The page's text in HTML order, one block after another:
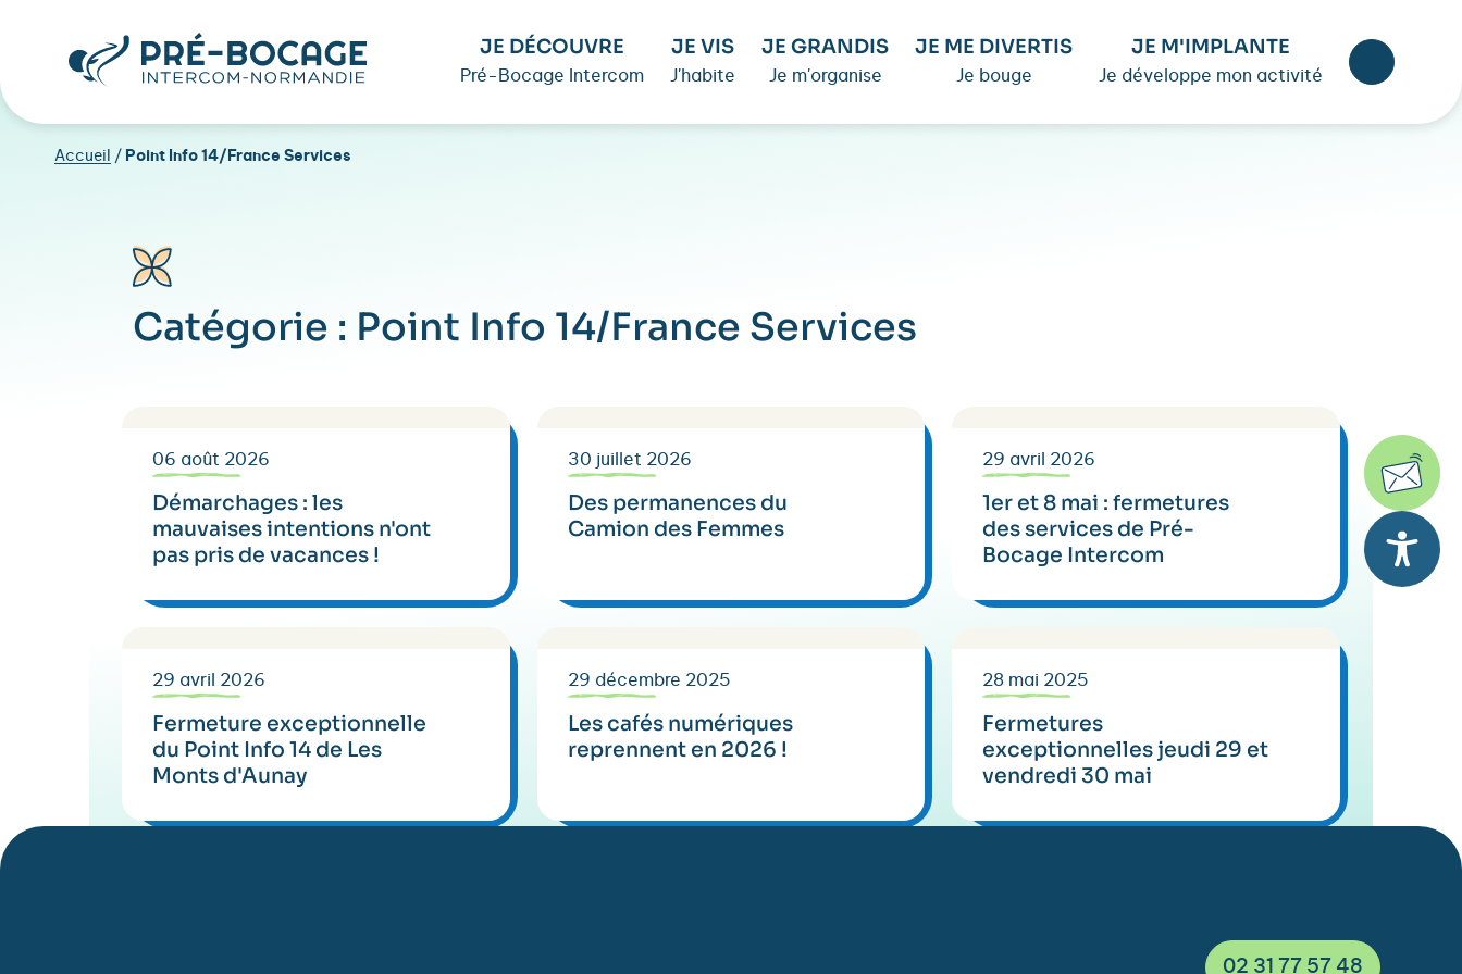
JE DÉCOUVRE
Pré-Bocage Intercom
JE VIS
J'habite
JE GRANDIS
Je m'organise
JE ME DIVERTIS
Je bouge
JE M'IMPLANTE
Je développe mon activité
Accueil / Point Info 14/France Services
Catégorie : Point Info 14/France Services
06 août 2026
Démarchages : les
mauvaises intentions n'ont
pas pris de vacances !
30 juillet 2026
Des permanences du
Camion des Femmes
29 avril 2026
1er et 8 mai : fermetures
des services de Pré-
Bocage Intercom
29 avril 2026
Fermeture exceptionnelle
du Point Info 14 de Les
Monts d'Aunay
29 décembre 2025
Les cafés numériques
reprennent en 2026 !
28 mai 2025
Fermetures
exceptionnelles jeudi 29 et
vendredi 30 mai
02 31 77 57 48